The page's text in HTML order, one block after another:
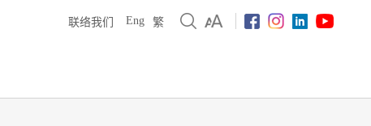
联络我们 Eng 繁